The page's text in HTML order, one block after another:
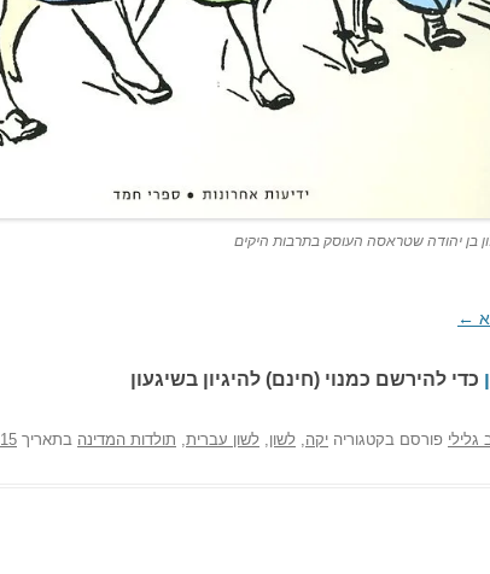
בן יהודה שטראסה העוסק בתרבות היקים
←
כדי להירשם כמנוי (חינם) להיגיון בשיגעון
גלילי פורסם בקטגוריה יקה, לשון, לשון עברית, תולדות המדינה בתאריך 15 בנובמבר 2015